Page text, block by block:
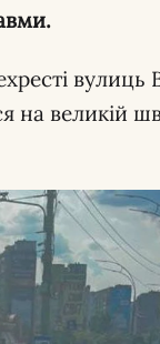
вулиць
на великій